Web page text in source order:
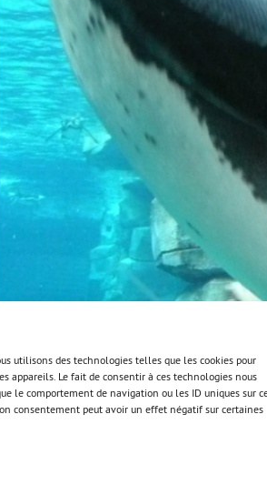
utilisons des technologies telles que les cookies pour
appareils. Le fait de consentir à ces technologies nous
le comportement de navigation ou les ID uniques sur
consentement peut avoir un effet négatif sur certaines